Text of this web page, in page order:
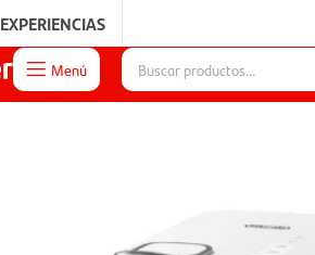
EXPERIENCIAS
 Menú